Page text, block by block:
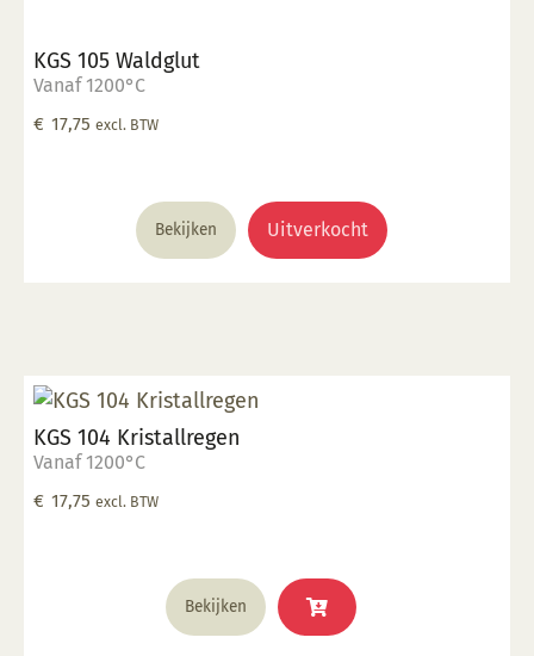
KGS 105 Waldglut
Vanaf 1200°C
€ 17,75 excl. BTW
Bekijken Uitverkocht
KGS 104 Kristallregen
Vanaf 1200°C
€ 17,75 excl. BTW
Bekijken